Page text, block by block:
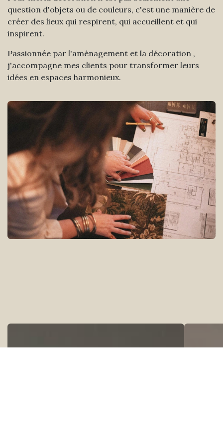
question d'objets ou de couleurs, c'est une manière de
créer des lieux qui respirent, qui accueillent et qui
inspirent.
Passionnée par l'aménagement et la décoration ,
j'accompagne mes clients pour transformer leurs
idées en espaces harmonieux.